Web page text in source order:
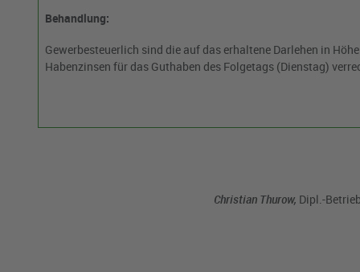
Behandlung:
Gewerbesteuerlich sind die auf das erhaltene Darlehen in
Habenzinsen für das Guthaben des Folgetags (Dienstag)
Christian Thurow, Dipl.-